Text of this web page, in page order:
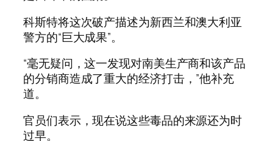
科斯特将这次破产描述为新西兰和澳大利亚
警方的“巨大成果”。
“毫无疑问，这一发现对南美生产商和该产品
的分销商造成了重大的经济打击，”他补充
道。
官员们表示，现在说这些毒品的来源还为时
过早。